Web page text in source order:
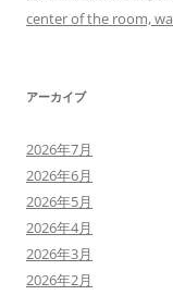
center of the room,
アーカイブ
2026年7月
2026年6月
2026年5月
2026年4月
2026年3月
2026年2月